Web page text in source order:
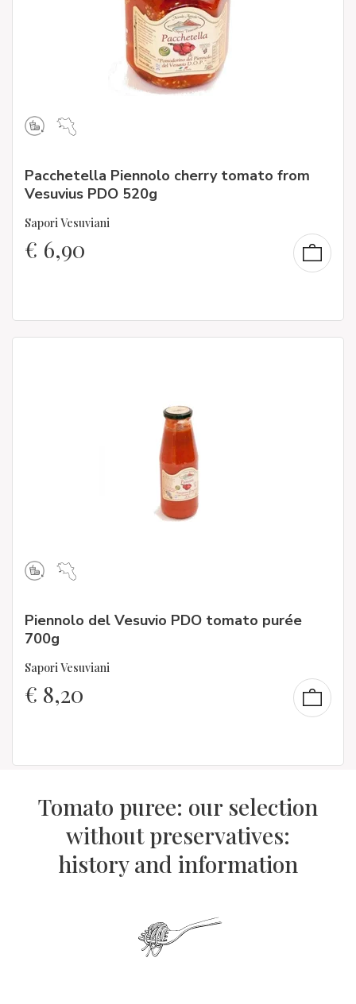
Pacchetella Piennolo cherry tomato from
Vesuvius PDO 520g
Sapori Vesuviani
€ 6,90
Piennolo del Vesuvio PDO tomato purée
700g
Sapori Vesuviani
€ 8,20
Tomato puree: our selection
without preservatives:
history and information